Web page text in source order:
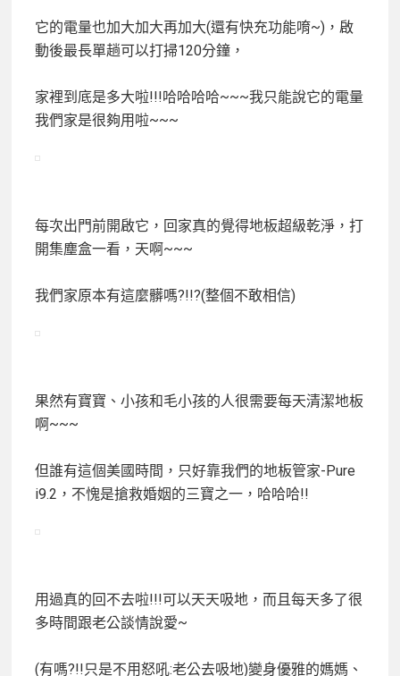
它的電量也加大加大再加大(還有快充功能唷~)，啟
動後最長單趟可以打掃120分鐘，
家裡到底是多大啦!!!哈哈哈哈~~~我只能說它的電量
我們家是很夠用啦~~~
每次出門前開啟它，回家真的覺得地板超級乾淨，打
開集塵盒一看， 天啊~~~
我們家原本有這麼髒嗎?!!?(整個不敢相信)
果然有寶寶、小孩和毛小孩的人很需要每天清潔地板
啊~~~
但誰有這個美國時間，只好靠我們的地板管家-Pure
i9.2，不愧是搶救婚姻的三寶之一，哈哈哈!!
用過真的回不去啦!!!可以天天吸地，而且每天多了很
多時間跟老公談情說愛~
(有嗎?!!只是不用怒吼:老公去吸地)變身優雅的媽媽、